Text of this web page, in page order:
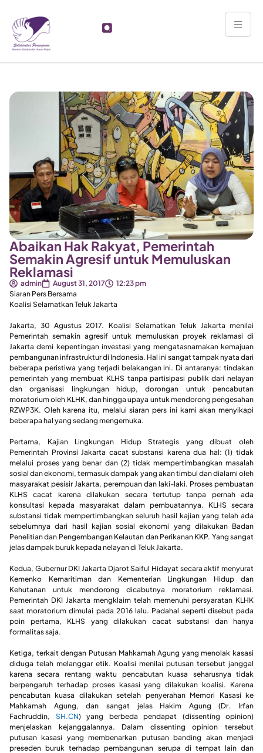
Abaikan Hak Rakyat, Pemerintah
Semakin Agresif untuk Memuluskan
Reklamasi
admin August 31, 2017
12:23 pm
Siaran Pers Bersama
Koalisi Selamatkan Teluk Jakarta
Jakarta, 30 Agustus 2017. Koalisi Selamatkan Teluk Jakarta menilai
Pemerintah semakin agresif untuk memuluskan proyek reklamasi di
Jakarta demi kepentingan investasi yang mengatasnamakan kemajuan
pembangunan infrastruktur di Indonesia. Hal ini sangat tampak nyata dari
beberapa peristiwa yang terjadi belakangan ini. Di antaranya: tindakan
pemerintah yang membuat KLHS tanpa partisipasi publik dari nelayan
dan organisasi lingkungan hidup, dorongan untuk pencabutan
moratorium oleh KLHK, dan hingga upaya untuk mendorong pengesahan
RZWP3K. Oleh karena itu, melalui siaran pers ini kami akan menyikapi
beberapa hal yang sedang mengemuka.
Pertama, Kajian Lingkungan Hidup Strategis yang dibuat oleh
Pemerintah Provinsi Jakarta cacat substansi karena dua hal: (1) tidak
melalui proses yang benar dan (2) tidak mempertimbangkan masalah
sosial dan ekonomi, termasuk dampak yang akan timbul dan dialami oleh
masyarakat pesisir Jakarta, perempuan dan laki-laki. Proses pembuatan
KLHS cacat karena dilakukan secara tertutup tanpa pernah ada
konsultasi kepada masyarakat dalam pembuatannya. KLHS secara
substansi tidak mempertimbangkan seluruh hasil kajian yang telah ada
sebelumnya dari hasil kajian sosial ekonomi yang dilakukan Badan
Penelitian dan Pengembangan Kelautan dan Perikanan KKP. Yang sangat
jelas dampak buruk kepada nelayan di Teluk Jakarta.
Kedua, Gubernur DKI Jakarta Djarot Saiful Hidayat secara aktif menyurat
Kemenko Kemaritiman dan Kementerian Lingkungan Hidup dan
Kehutanan untuk mendorong dicabutnya moratorium reklamasi.
Pemerintah DKI Jakarta mengklaim telah memenuhi persyaratan KLHK
saat moratorium dimulai pada 2016 lalu. Padahal seperti disebut pada
poin pertama, KLHS yang dilakukan cacat substansi dan hanya
formalitas saja.
Ketiga, terkait dengan Putusan Mahkamah Agung yang menolak kasasi
diduga telah melanggar etik. Koalisi menilai putusan tersebut janggal
karena secara rentang waktu pencabutan kuasa seharusnya tidak
berpengaruh terhadap proses kasasi yang dilakukan koalisi. Karena
pencabutan kuasa dilakukan setelah penyerahan Memori Kasasi ke
Mahkamah Agung, dan sangat jelas Hakim Agung (Dr. Irfan
Fachruddin, SH.CN) yang berbeda pendapat (dissenting opinion)
menjelaskan kejanggalannya. Dalam dissenting opinion tersebut
putusan kasasi yang membenarkan putusan banding akan menjadi
preseden buruk terhadap pembangunan serupa di tempat lain dan